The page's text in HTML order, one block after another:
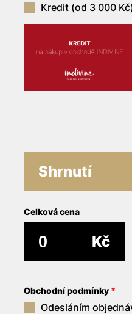
Kredit (od 3 000
Shrnutí
Celková cena
Kč
Obchodní podmínky *
Odesláním